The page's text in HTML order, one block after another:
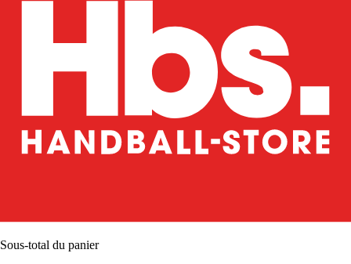
Sous-total du panier